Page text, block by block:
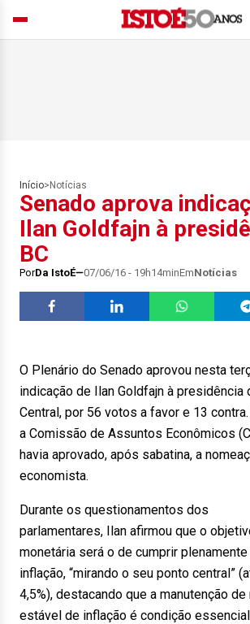
Início> Notícias
Senado aprova
Ilan Goldfajn à
BC
PorDa IstoÉ 07/06/16 - 19h14minEmNotícias
O Plenário do Senado aprovou nesta
indicação de Ilan Goldfajn à presidência
Central, por 56 votos a favor e 13
a Comissão de Assuntos Econômicos
havia aprovado, após sabatina, a
economista.
Durante os questionamentos dos
parlamentares, Ilan afirmou que o
monetária será o de cumprir
inflação, “mirando o seu ponto central”
4,5%), destacando que a manutenção
estável de inflação é condição